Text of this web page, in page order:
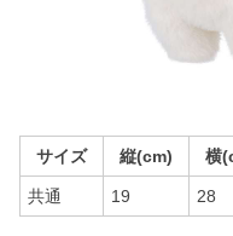
サイズ 縦(cm) 横
共通 19 28